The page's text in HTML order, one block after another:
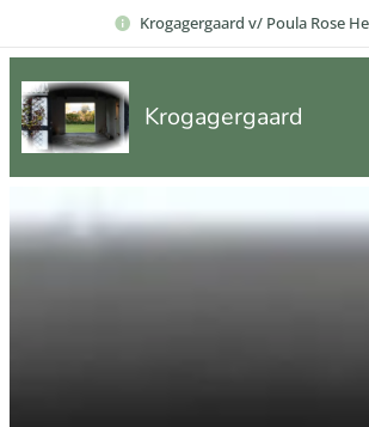
Krogagergaard v/ Poula Rose
Krogagergaard